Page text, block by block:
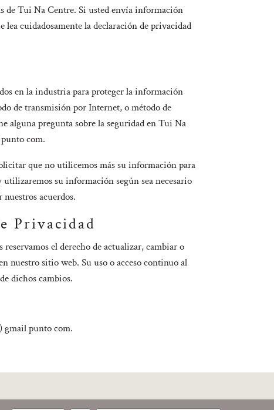
de Tui Na Centre. Si usted envía información
cuidadosamente la declaración de privacidad
en la industria para proteger la información
de transmisión por Internet, o método de
alguna pregunta sobre la seguridad en Tui Na
com.
que no utilicemos más su información para
su información según sea necesario
acuerdos.
Privacidad
el derecho de actualizar, cambiar o
nuestro sitio web. Su uso o acceso continuo al
dichos cambios.
gmail punto com.